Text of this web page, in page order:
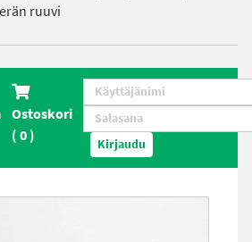
ruuvi
Ostoskori
(0) Kirjaudu